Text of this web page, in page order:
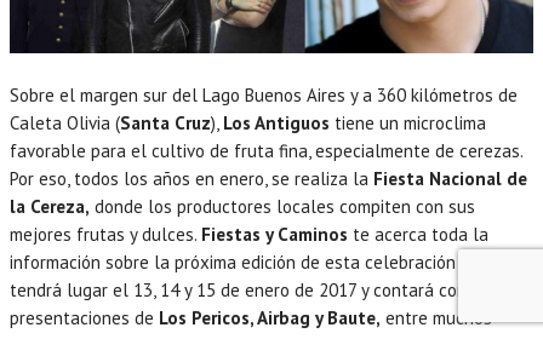
Sobre el margen sur del Lago Buenos Aires y a 360 kilómetros de
Caleta Olivia (Santa Cruz), Los Antiguos tiene un microclima
favorable para el cultivo de fruta fina, especialmente de cerezas.
Por eso, todos los años en enero, se realiza la Fiesta Nacional de
la Cereza, donde los productores locales compiten con sus
mejores frutas y dulces. Fiestas y Caminos te acerca toda la
información sobre la próxima edición de esta celebración que
tendrá lugar el 13, 14 y 15 de enero de 2017 y contará con las
presentaciones de Los Pericos, Airbag y Baute, entre muchos